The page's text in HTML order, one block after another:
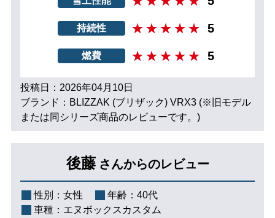
持続性 5
燃費 5
投稿日：2026年04月10日
ブランド：BLIZZAK (ブリザック) VRX3 (※旧モデル
または同シリーズ商品のレビューです。)
後藤 さんからのレビュー
性別： 女性 年齢： 40代
車種： エヌボックスカスタム